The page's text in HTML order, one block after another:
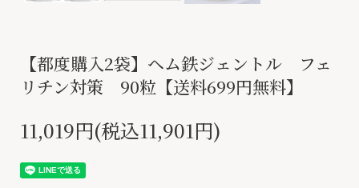
【都度購入2袋】ヘム鉄ジェントル フェ
リチン対策 90粒【送料699円無料】
11,019円(税込11,901円)